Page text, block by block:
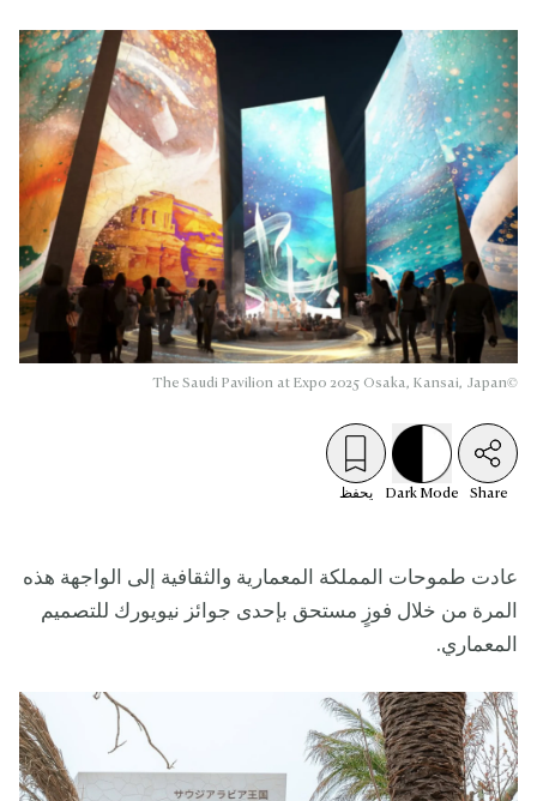
©The Saudi Pavilion at Expo 2025 Osaka, Kansai, Japan
Share
Dark Mode يحفظ
عادت طموحات المملكة المعمارية والثقافية إلى الواجهة هذه
المرة من خلال فوزٍ مستحق بإحدى جوائز نيويورك للتصميم
المعماري.